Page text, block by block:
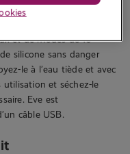
!
et de modes de 10
silicone sans danger
le à l’eau tiède et avec
et séchez-le
Eve est
câble USB.